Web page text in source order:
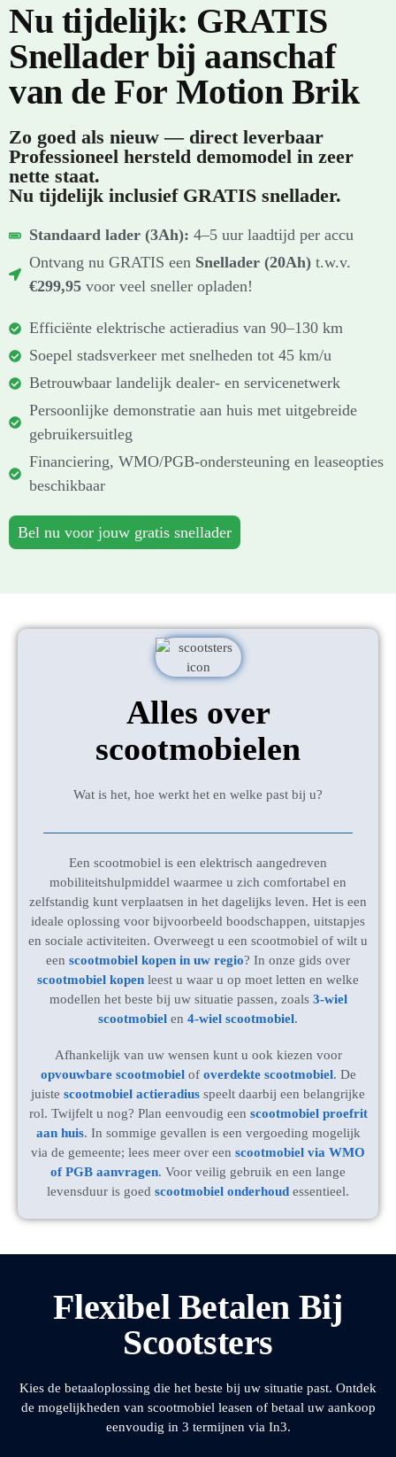
Nu tijdelijk: GRATIS
Snellader bij aanschaf
van de For Motion Brik
Zo goed als nieuw — direct leverbaar
Professioneel hersteld demomodel in zeer
nette staat.
Nu tijdelijk inclusief GRATIS snellader.
Standaard lader (3Ah): 4–5 uur laadtijd per accu
Ontvang nu GRATIS een Snellader (20Ah)t.w.v.
€299,95 voor veel sneller opladen!
Efficiënte elektrische actieradius van 90–130 km
Soepel stadsverkeer met snelheden tot 45 km/u
Betrouwbaar landelijk dealer- en servicenetwerk
Persoonlijke demonstratie aan huis met uitgebreide
gebruikersuitleg
Financiering, WMO/PGB-ondersteuning en leaseopties
beschikbaar
Bel nu voor jouw gratis snellader
Alles over
scootmobielen
Wat is het, hoe werkt het en welke past bij u?
Een scootmobiel is een elektrisch aangedreven
mobiliteitshulpmiddel waarmee u zich comfortabel en
zelfstandig kunt verplaatsen in het dagelijks leven. Het is een
ideale oplossing voor bijvoorbeeld boodschappen, uitstapjes
en sociale activiteiten. Overweegt u een scootmobiel of wilt u
een scootmobiel kopen in uw regio? In onze gids over
scootmobiel kopen leest u waar u op moet letten en welke
modellen het beste bij uw situatie passen, zoals 3-wiel
scootmobiel en 4-wiel scootmobiel.
Afhankelijk van uw wensen kunt u ook kiezen voor
opvouwbare scootmobielof overdekte scootmobiel. De
juiste scootmobiel actieradius speelt daarbij een belangrijke
rol. Twijfelt u nog? Plan eenvoudig een scootmobiel proefrit
aan huis. In sommige gevallen is een vergoeding mogelijk
via de gemeente; lees meer over een scootmobiel via WMO
of PGB aanvragen. Voor veilig gebruik en een lange
levensduur is goed scootmobiel onderhoud essentieel.
Flexibel Betalen Bij
Scootsters
Kies de betaaloplossing die het beste bij uw situatie past. Ontdek
de mogelijkheden van scootmobiel leasen of betaal uw aankoop
eenvoudig in 3 termijnen via In3.